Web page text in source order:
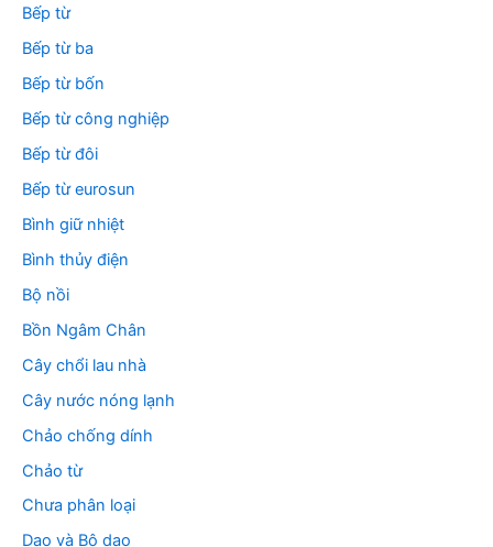
Bếp từ
Bếp từ ba
Bếp từ bốn
Bếp từ công nghiệp
Bếp từ đôi
Bếp từ eurosun
Bình giữ nhiệt
Bình thủy điện
Bộ nồi
Bồn Ngâm Chân
Cây chổi lau nhà
Cây nước nóng lạnh
Chảo chống dính
Chảo từ
Chưa phân loại
Dao và Bộ dao